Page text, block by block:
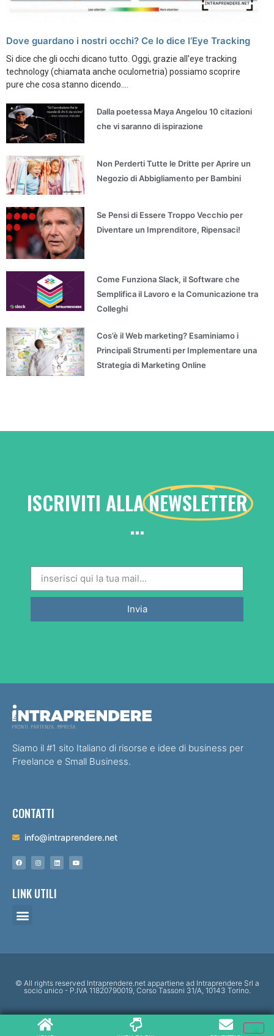
Dove guardano i nostri occhi? Ce lo dice l’Eye Tracking
Si dice che gli occhi dicano tutto. Oggi, grazie all'eye tracking
technology (chiamata anche oculometria) possiamo scoprire
pure che cosa stanno dicendo....
Dalla poetessa Maya Angelou 10 citazioni
che vi saranno di ispirazione
Non Perderti Tutte le Dritte per Aprire un
Negozio di Abbigliamento per Bambini
Se Pensi di Essere Troppo Vecchio per
Diventare un Imprenditore, Ripensaci!
Come Funziona Slack, il Software che
Semplifica il Lavoro e la Comunicazione tra
Colleghi
Cos’è il Web marketing? Esaminiamo i
Principali Strumenti per Implementare una
Strategia di Marketing Online
ISCRIVITI ALLANEWSLETTER
...
Invia
Siamo il #1 sito Italiano di risorse e idee di business per
Freelance e Small Business.
CONTATTI
info@intraprendere.net
LINK UTILI
© All rights reserved Intraprendere.net appartiene ad Intraprendere Srl a
socio unico - P.IVA 11820790019, Corso Tassoni 31/A, 10143 Torino.